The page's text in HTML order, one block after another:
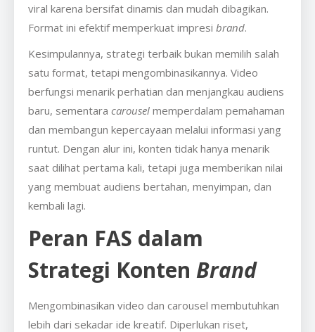
viral karena bersifat dinamis dan mudah dibagikan.
Format ini efektif memperkuat impresi brand.
Kesimpulannya, strategi terbaik bukan memilih salah
satu format, tetapi mengombinasikannya. Video
berfungsi menarik perhatian dan menjangkau audiens
baru, sementara carousel memperdalam pemahaman
dan membangun kepercayaan melalui informasi yang
runtut. Dengan alur ini, konten tidak hanya menarik
saat dilihat pertama kali, tetapi juga memberikan nilai
yang membuat audiens bertahan, menyimpan, dan
kembali lagi.
Peran FAS dalam
Strategi Konten Brand
Mengombinasikan video dan carousel membutuhkan
lebih dari sekadar ide kreatif. Diperlukan riset,